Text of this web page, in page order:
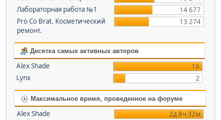
Лабораторная работа №1
14 677
Pro Co Brat. Косметический
ремонт.
13 274
Десятка самых активных авторов
Alex Shade
16
Lynx
2
Максимальное время, проведенное на форуме
Alex Shade
2д 8ч 32м